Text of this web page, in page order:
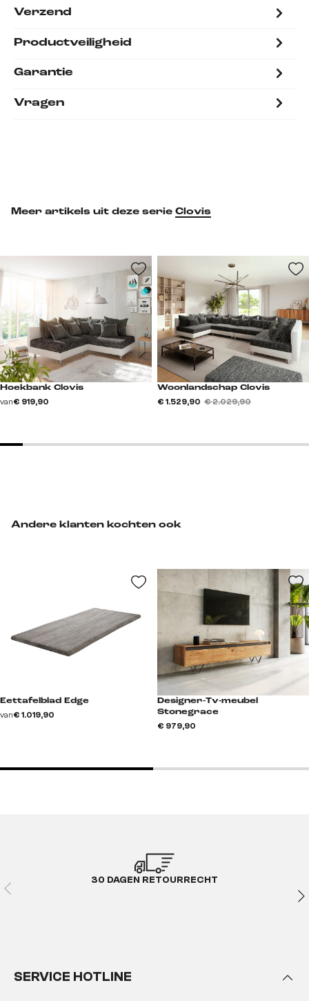
Verzend
Productveiligheid
Garantie
Vragen
Andere klanten kochten ook
Eettafelblad Edge
van€ 1.019,90
Designer-Tv-meubel
Stonegrace
€ 979,90
Meer artikels uit deze serie Clovis
Hoekbank Clovis
van€ 919,90
Woonlandschap Clovis
€ 1.529,90 € 2.029,90
30 DAGEN RETOURRECHT
SERVICE HOTLINE